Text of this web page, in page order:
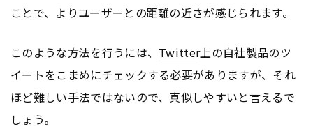
ことで、よりユーザーとの距離の近さが感じられます。
このような方法を行うには、 Twitter上の自社製品のツ
イートをこまめにチェックする必要がありますが、それ
ほど難しい手法ではないので、真似しやすいと言えるで
しょう。